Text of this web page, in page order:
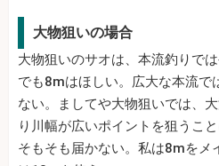
大物狙いの場合
大物狙いのサオは、本流釣りで
でも8mはほしい。広大な本流で
ない。ましてや大物狙いでは、
り川幅が広いポイントを狙うこ
そもそも届かない。私は8mをメ